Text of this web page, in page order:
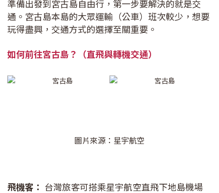
準備出發到宮古島自由行，第一步要解決的就是交
通。宮古島本島的大眾運輸（公車）班次較少，想要
玩得盡興，交通方式的選擇至關重要。
如何前往宮古島？（直飛與轉機交通）
圖片來源：星宇航空
飛機客： 台灣旅客可搭乘星宇航空直飛下地島機場